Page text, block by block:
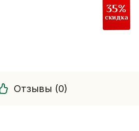
35%
скидка
Отзывы (0)